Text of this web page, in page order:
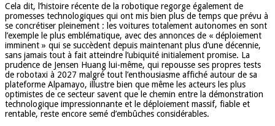
Cela dit, l’histoire récente de la robotique regorge également de
promesses technologiques qui ont mis bien plus de temps que prévu à
se concrétiser pleinement : les voitures totalement autonomes en sont
l’exemple le plus emblématique, avec des annonces de « déploiement
imminent » qui se succèdent depuis maintenant plus d’une décennie,
sans jamais tout à fait atteindre l’ubiquité initialement promise. La
prudence de Jensen Huang lui-même, qui repousse ses propres tests
de robotaxi à 2027 malgré tout l’enthousiasme affiché autour de sa
plateforme Alpamayo, illustre bien que même les acteurs les plus
optimistes de ce secteur savent que le chemin entre la démonstration
technologique impressionnante et le déploiement massif, fiable et
rentable, reste encore semé d’embûches considérables.